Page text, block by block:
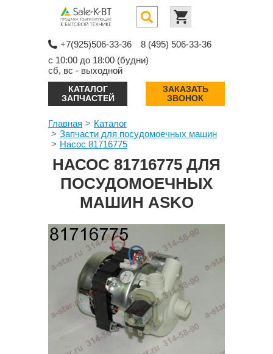
+7(925)506-33-36
8 (495) 506-33-36
с 10:00 до 18:00 (будни)
сб, вс - выходной
КАТАЛОГ
ЗАПЧАСТЕЙ
ЗАКАЗАТЬ
ЗВОНОК
Главная
Каталог
Запчасти для посудомоечных машин
Насос 81716775
НАСОС 81716775 ДЛЯ
ПОСУДОМОЕЧНЫХ
МАШИН ASKO